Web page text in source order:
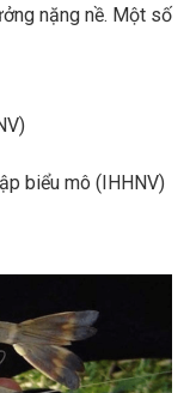
nặng nề. Một số
biểu mô (IHHNV)